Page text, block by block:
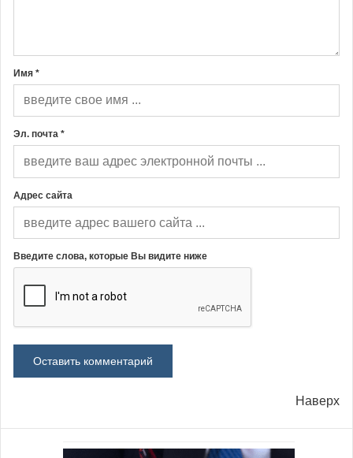
Имя *
Эл. почта *
Адрес сайта
Введите слова, которые Вы видите ниже
Наверх